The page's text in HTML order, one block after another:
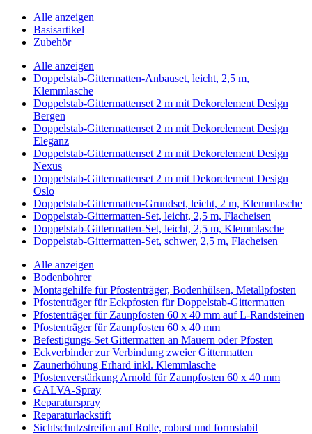
Alle anzeigen
Basisartikel
Zubehör
Alle anzeigen
Doppelstab-Gittermatten-Anbauset, leicht, 2,5 m,
Klemmlasche
Doppelstab-Gittermattenset 2 m mit Dekorelement Design
Bergen
Doppelstab-Gittermattenset 2 m mit Dekorelement Design
Eleganz
Doppelstab-Gittermattenset 2 m mit Dekorelement Design
Nexus
Doppelstab-Gittermattenset 2 m mit Dekorelement Design
Oslo
Doppelstab-Gittermatten-Grundset, leicht, 2 m, Klemmlasche
Doppelstab-Gittermatten-Set, leicht, 2,5 m, Flacheisen
Doppelstab-Gittermatten-Set, leicht, 2,5 m, Klemmlasche
Doppelstab-Gittermatten-Set, schwer, 2,5 m, Flacheisen
Alle anzeigen
Bodenbohrer
Montagehilfe für Pfostenträger, Bodenhülsen, Metallpfosten
Pfostenträger für Eckpfosten für Doppelstab-Gittermatten
Pfostenträger für Zaunpfosten 60 x 40 mm auf L-Randsteinen
Pfostenträger für Zaunpfosten 60 x 40 mm
Befestigungs-Set Gittermatten an Mauern oder Pfosten
Eckverbinder zur Verbindung zweier Gittermatten
Zaunerhöhung Erhard inkl. Klemmlasche
Pfostenverstärkung Arnold für Zaunpfosten 60 x 40 mm
GALVA-Spray
Reparaturspray
Reparaturlackstift
Sichtschutzstreifen auf Rolle, robust und formstabil